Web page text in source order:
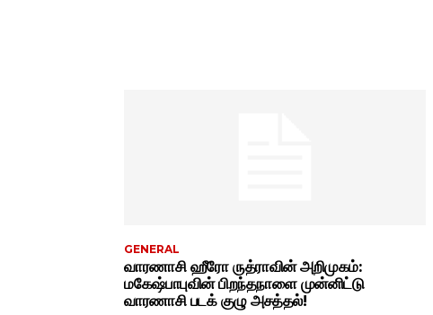
GENERAL
வாரணாசி ஹீரோ ருத்ராவின் அறிமுகம்:
மகேஷ்பாபுவின் பிறந்தநாளை முன்னிட்டு
வாரணாசி படக் குழு அசத்தல்!